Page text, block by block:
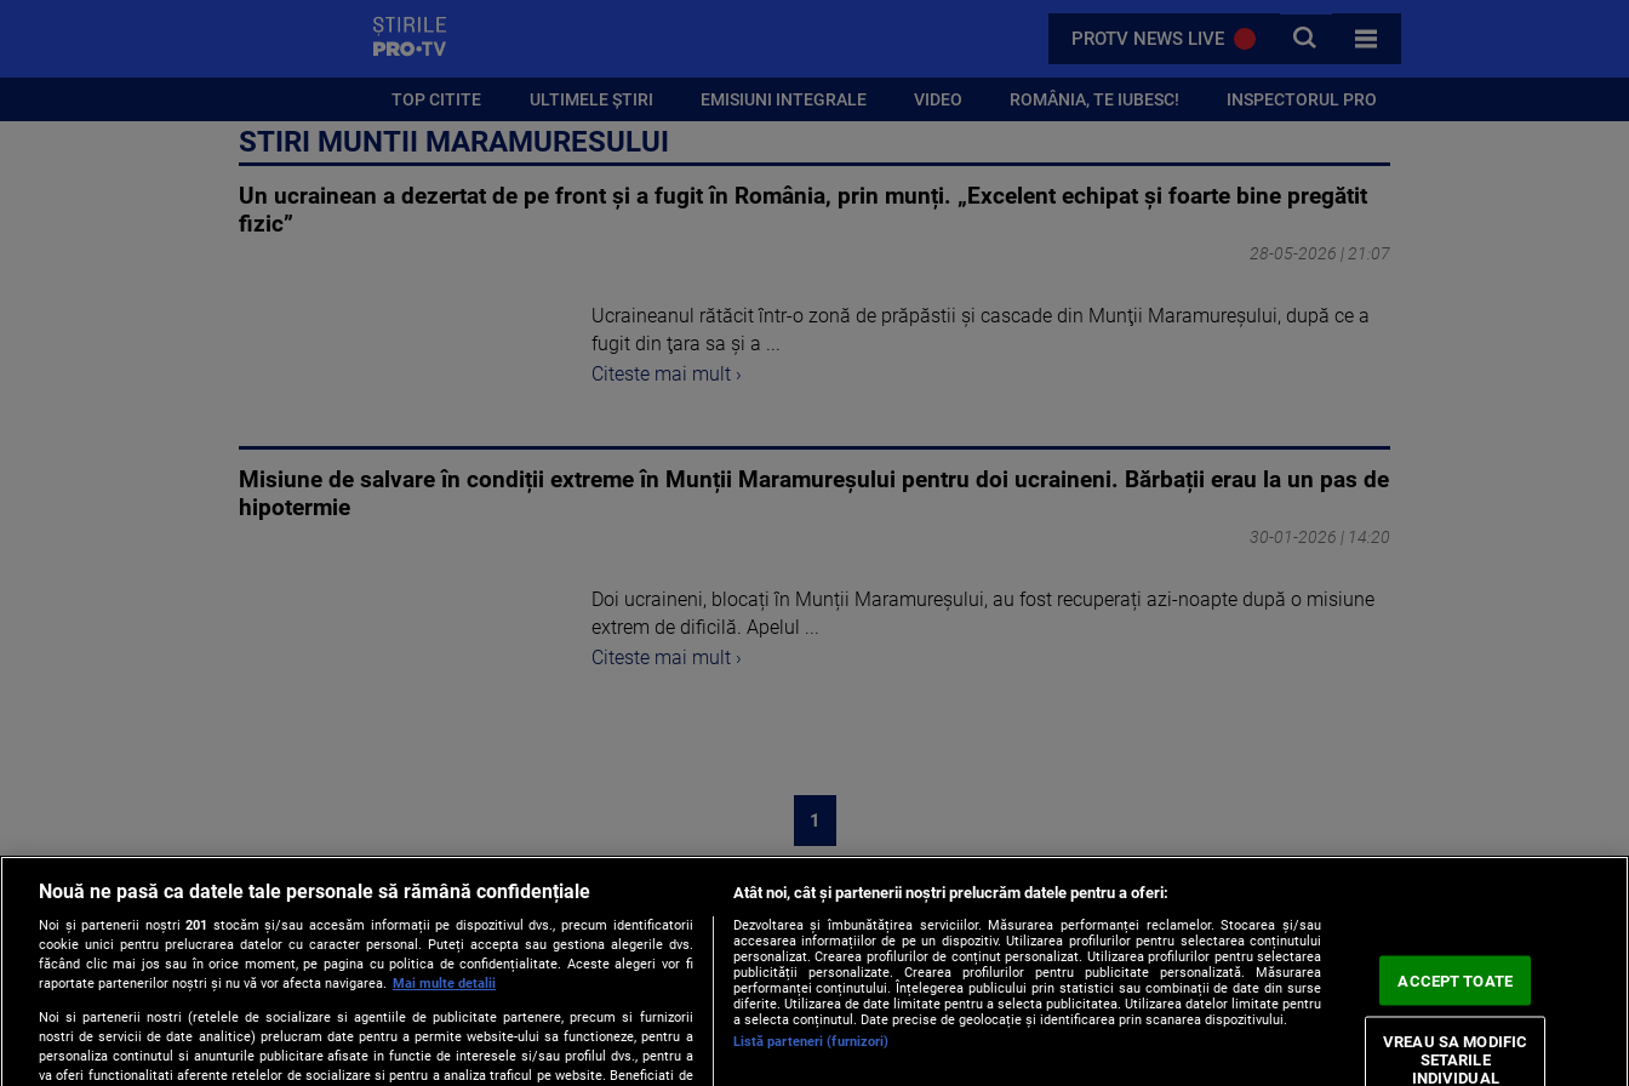
PROTV NEWS LIVE CAUTA
TOATE CATEGORIILE
TOP CITITE ULTIMELE ȘTIRI EMISIUNI INTEGRALE VIDEO ROMÂNIA, TE IUBESC! INSPECTORUL PRO
STIRI MUNTII MARAMURESULUI
Un ucrainean a dezertat de pe front și a fugit în România, prin munți. „Excelent echipat şi foarte bine pregătit
fizic”
28-05-2026 | 21:07
Ucraineanul rătăcit într-o zonă de prăpăstii şi cascade din Munţii Maramureşului, după ce a
fugit din ţara sa şi a ...
Citeste mai mult ›
Misiune de salvare în condiții extreme în Munții Maramureșului pentru doi ucraineni. Bărbații erau la un pas de
hipotermie
30-01-2026 | 14:20
Doi ucraineni, blocați în Munții Maramureșului, au fost recuperați azi-noapte după o misiune
extrem de dificilă. Apelul ...
Citeste mai mult ›
1
Despre Noi Harta Site Newsletter Contact Publicitate
Nouă ne pasă ca datele tale personale să rămână confidențiale
Noi și partenerii noștri201 stocăm și/sau accesăm informații pe dispozitivul dvs., precum identificatorii
cookie unici pentru prelucrarea datelor cu caracter personal. Puteți accepta sau gestiona alegerile dvs.
făcând clic mai jos sau în orice moment, pe pagina cu politica de confidențialitate. Aceste alegeri vor fi
raportate partenerilor noștri și nu vă vor afecta navigarea.
Mai multe detalii
Noi si partenerii nostri (retelele de socializare si agentiile de publicitate partenere, precum si furnizorii
nostri de servicii de date analitice) prelucram date pentru a permite website-ului sa functioneze, pentru a
personaliza continutul si anunturile publicitare afisate in functie de interesele si/sau profilul dvs., pentru a
va oferi functionalitati aferente retelelor de socializare si pentru a analiza traficul pe website. Beneficiati de
Atât noi, cât și partenerii noștri prelucrăm datele pentru a oferi:
Dezvoltarea și îmbunătățirea serviciilor. Măsurarea performanței reclamelor. Stocarea și/sau
accesarea informațiilor de pe un dispozitiv. Utilizarea profilurilor pentru selectarea conținutului
personalizat. Crearea profilurilor de conținut personalizat. Utilizarea profilurilor pentru selectarea
publicității personalizate. Crearea profilurilor pentru publicitate personalizată. Măsurarea
performanței conținutului. Înțelegerea publicului prin statistici sau combinații de date din surse
diferite. Utilizarea de date limitate pentru a selecta publicitatea. Utilizarea datelor limitate pentru
a selecta conținutul. Date precise de geolocație și identificarea prin scanarea dispozitivului.
Listă parteneri (furnizori)
ACCEPT TOATE
VREAU SA MODIFIC
SETARILE
INDIVIDUAL